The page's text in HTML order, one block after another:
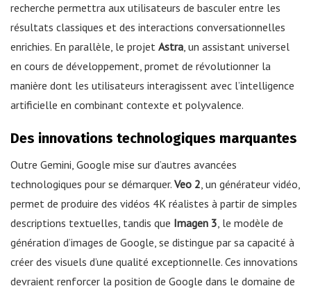
recherche permettra aux utilisateurs de basculer entre les
résultats classiques et des interactions conversationnelles
enrichies. En parallèle, le projet Astra, un assistant universel
en cours de développement, promet de révolutionner la
manière dont les utilisateurs interagissent avec l’intelligence
artificielle en combinant contexte et polyvalence.
Des innovations technologiques marquantes
Outre Gemini, Google mise sur d’autres avancées
technologiques pour se démarquer. Veo 2, un générateur vidéo,
permet de produire des vidéos 4K réalistes à partir de simples
descriptions textuelles, tandis que Imagen 3, le modèle de
génération d’images de Google, se distingue par sa capacité à
créer des visuels d’une qualité exceptionnelle. Ces innovations
devraient renforcer la position de Google dans le domaine de